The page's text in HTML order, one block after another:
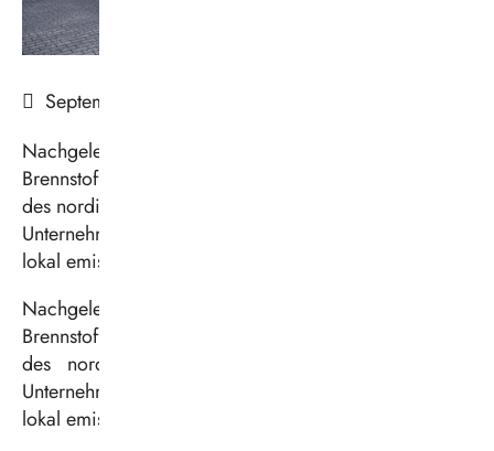
September 2025
Nachgelegt: Die Vestische nimmt fünf weitere
Brennstoffzellenbusse in Betrieb. Mit den Fahrzeugen
des nordirischen Herstellers Wrightbus setzt das
Unternehmen die Modernisierung des Fuhrparks durch
lokal emissionsfreie Busse fort.
Nachgelegt: Die Vestische nimmt fünf weitere
Brennstoffzellenbusse in Betrieb. Mit den Fahrzeugen
des nordirischen Herstellers Wrightbus setzt das
Unternehmen die Modernisierung des Fuhrparks durch
lokal emissionsfreie Busse fort.